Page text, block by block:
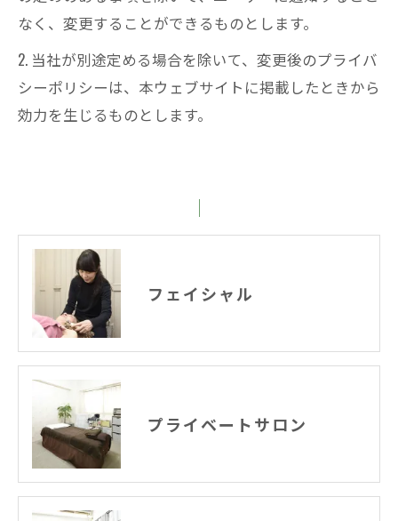
なく、変更することができるものとします。
2. 当社が別途定める場合を除いて、変更後のプライバ
シーポリシーは、本ウェブサイトに掲載したときから
効力を生じるものとします。
フェイシャル
プライベートサロン